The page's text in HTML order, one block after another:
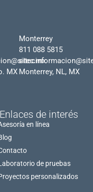
MX
Monterrey
811 088 5815
Monterrey, NL, MX
Enlaces de interés
en línea
de pruebas
personalizados